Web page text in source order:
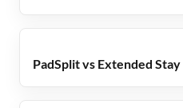
PadSplit vs Extended